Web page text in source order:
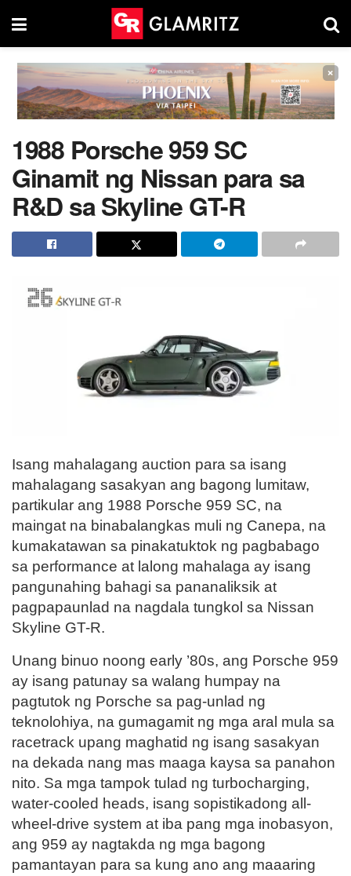
×
1988 Porsche 959 SC
Ginamit ng Nissan para sa
R&D sa Skyline GT-R
Isang mahalagang auction para sa isang
mahalagang sasakyan ang bagong lumitaw,
partikular ang 1988 Porsche 959 SC, na
maingat na binabalangkas muli ng Canepa, na
kumakatawan sa pinakatuktok ng pagbabago
sa performance at lalong mahalaga ay isang
pangunahing bahagi sa pananaliksik at
pagpapaunlad na nagdala tungkol sa Nissan
Skyline GT-R.
Unang binuo noong early ’80s, ang Porsche 959
ay isang patunay sa walang humpay na
pagtutok ng Porsche sa pag-unlad ng
teknolohiya, na gumagamit ng mga aral mula sa
racetrack upang maghatid ng isang sasakyan
na dekada nang mas maaga kaysa sa panahon
nito. Sa mga tampok tulad ng turbocharging,
water-cooled heads, isang sopistikadong all-
wheel-drive system at iba pang mga inobasyon,
ang 959 ay nagtakda ng mga bagong
pamantayan para sa kung ano ang maaaring